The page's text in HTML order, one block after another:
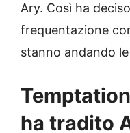
Ary. Così ha
frequentazione
stanno andando
ha tradito